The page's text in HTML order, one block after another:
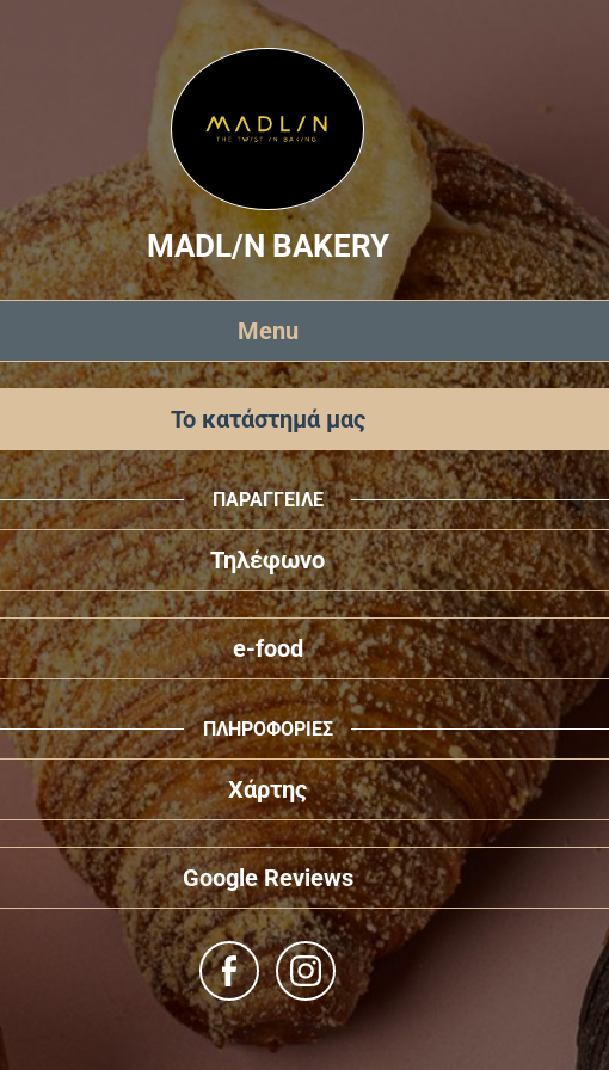
MADL/N BAKERY
Menu
Το κατάστημά μας
ΠΑΡΑΓΓΕΙΛΕ
Τηλέφωνο
e-food
ΠΛΗΡΟΦΟΡΙΕΣ
Χάρτης
Google Reviews